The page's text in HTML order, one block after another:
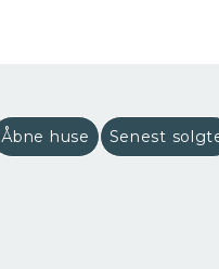
Åbne huse Senest